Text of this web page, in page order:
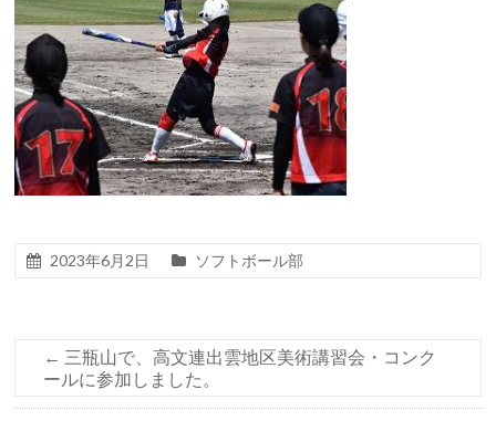
2023年6月2日 ソフトボール部
← 三瓶山で、高文連出雲地区美術講習会・コンク
ールに参加しました。